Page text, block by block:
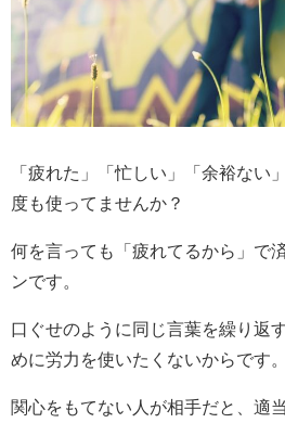
「疲れた」「忙しい」「余裕ない
度も使ってませんか？
何を言っても「疲れてるから」で
ンです。
口ぐせのように同じ言葉を繰り返
めに労力を使いたくないからです。
関心をもてない人が相手だと、適